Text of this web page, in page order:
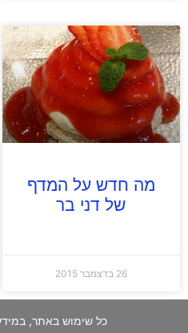
מה חדש על המדף
של דני בר
26 בדצמבר 2015
כל שימוש באתר,